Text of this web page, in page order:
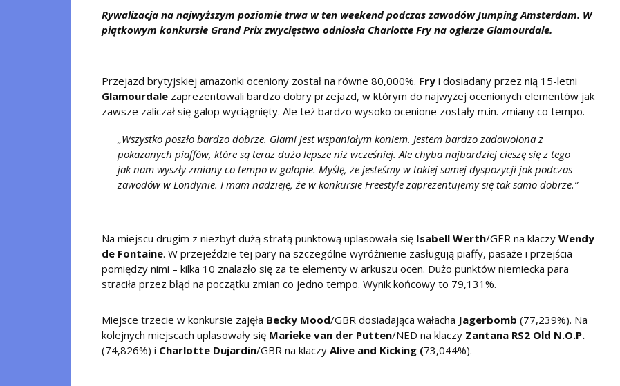
Rywalizacja na najwyższym poziomie trwa w ten weekend podczas zawodów Jumping Amsterdam. W
piątkowym konkursie Grand Prix zwycięstwo odniosła Charlotte Fry na ogierze Glamourdale.
Przejazd brytyjskiej amazonki oceniony został na równe 80,000%. Fry i dosiadany przez nią 15-letni
Glamourdale zaprezentowali bardzo dobry przejazd, w którym do najwyżej ocenionych elementów jak
zawsze zaliczał się galop wyciągnięty. Ale też bardzo wysoko ocenione zostały m.in. zmiany co tempo.
Wszystko poszło bardzo dobrze. Glami jest wspaniałym koniem. Jestem bardzo zadowolona z
pokazanych piaffów, które są teraz dużo lepsze niż wcześniej. Ale chyba najbardziej cieszę się z tego
jak nam wyszły zmiany co tempo w galopie. Myślę, że jesteśmy w takiej samej dyspozycji jak podczas
zawodów w Londynie. I mam nadzieję, że w konkursie Freestyle zaprezentujemy się tak samo dobrze.
Na miejscu drugim z niezbyt dużą stratą punktową uplasowała się Isabell Werth/GER na klaczy Wendy
de Fontaine. W przejeździe tej pary na szczególne wyróżnienie zasługują piaffy, pasaże i przejścia
pomiędzy nimi – kilka 10 znalazło się za te elementy w arkuszu ocen. Dużo punktów niemiecka para
straciła przez błąd na początku zmian co jedno tempo. Wynik końcowy to 79,131%.
Miejsce trzecie w konkursie zajęła Becky Mood/GBR dosiadająca wałacha Jagerbomb (77,239%). Na
kolejnych miejscach uplasowały się Marieke van der Putten/NED na klaczy Zantana RS2 Old N.O.P.
(74,826%) i Charlotte Dujardin/GBR na klaczy Alive and Kicking (73,044%).